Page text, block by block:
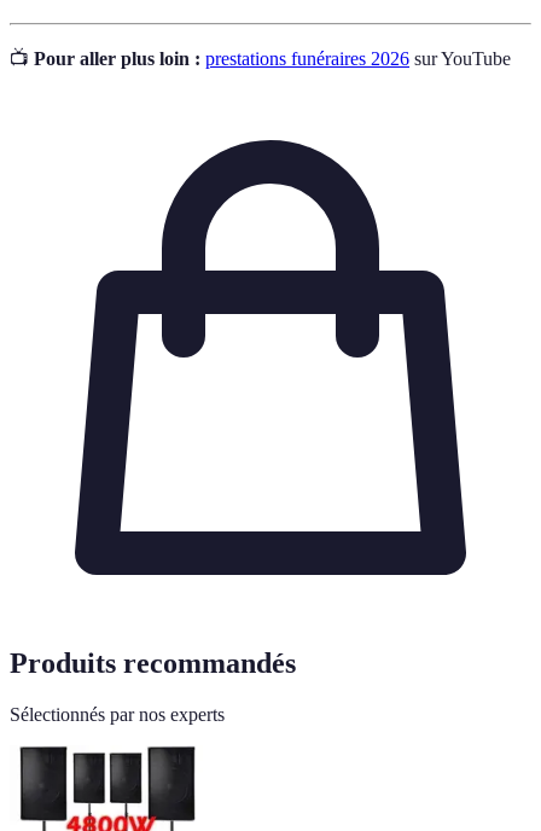
📺 Pour aller plus loin : prestations funéraires 2026 sur YouTube
Produits recommandés
Sélectionnés par nos experts